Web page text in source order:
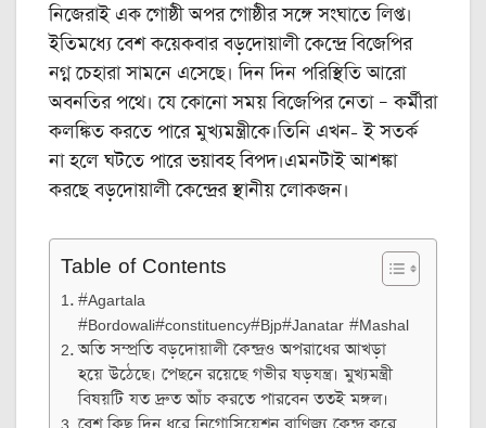
নিজেরাই এক গোষ্ঠী অপর গোষ্ঠীর সঙ্গে সংঘাতে লিপ্ত।
ইতিমধ্যে বেশ কয়েকবার বড়দোয়ালী কেন্দ্রে বিজেপির
নগ্ন চেহারা সামনে এসেছে। দিন দিন পরিস্থিতি আরো
অবনতির পথে। যে কোনো সময় বিজেপির নেতা – কর্মীরা
কলঙ্কিত করতে পারে মুখ্যমন্ত্রীকে।তিনি এখন- ই সতর্ক
না হলে ঘটতে পারে ভয়াবহ বিপদ।এমনটাই আশঙ্কা
করছে বড়দোয়ালী কেন্দ্রের স্থানীয় লোকজন।
Table of Contents
#Agartala
#Bordowali#constituency#Bjp#Janatar #Mashal
অতি সম্প্রতি বড়দোয়ালী কেন্দ্রও অপরাধের আখড়া
হয়ে উঠেছে। পেছনে রয়েছে গভীর ষড়যন্ত্র। মুখ্যমন্ত্রী
বিষয়টি যত দ্রুত আঁচ করতে পারবেন ততই মঙ্গল।